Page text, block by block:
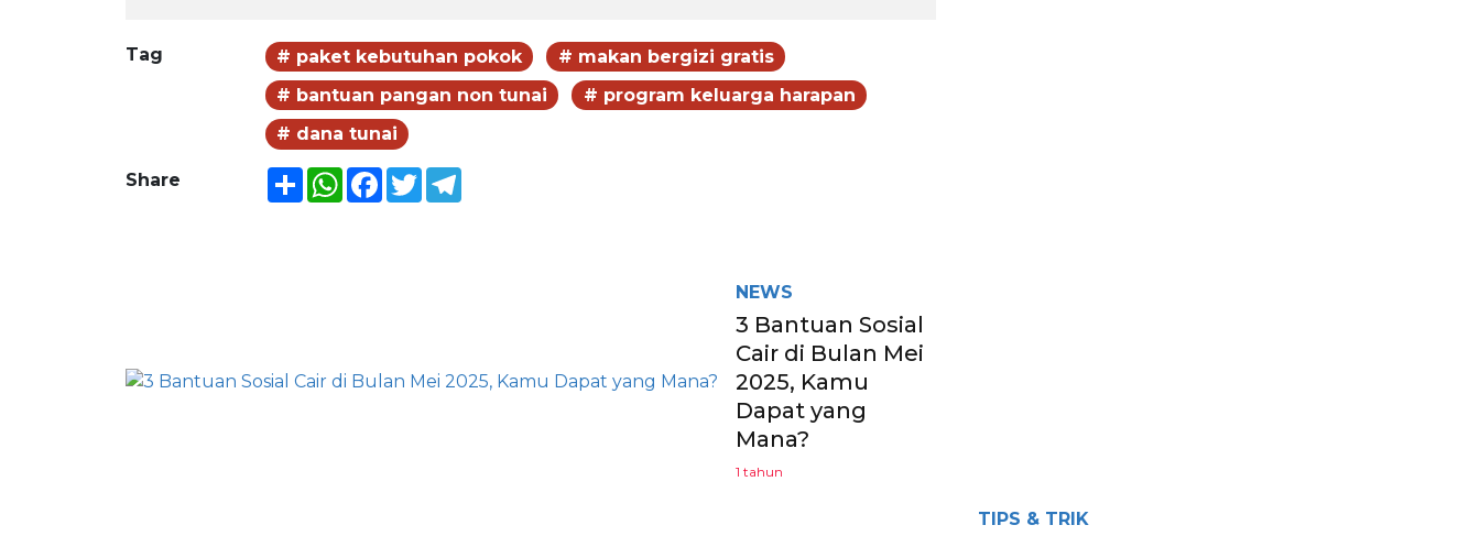
Tag # paket kebutuhan pokok
# makan bergizi gratis
# bantuan pangan non tunai
# program keluarga harapan
# dana tunai
Share ShareWhatsApp
Facebook
TwitterTelegram
NEWS
3 Bantuan Sosial
Cair di Bulan Mei
2025, Kamu
Dapat yang
Mana?
1 tahun
TIPS & TRIK